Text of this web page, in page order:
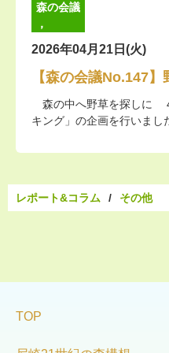
森の会議
，
2026年04月21日(火)
【森の会議No.147
森の中へ野草を探しに 4
キング」の企画を行いまし
レポート&コラム その他
TOP